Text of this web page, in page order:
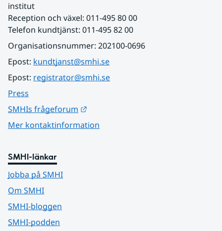
institut
Reception och växel: 011-495 80 00
Telefon kundtjänst: 011-495 82 00
Organisationsnummer: 202100-0696
Epost: kundtjanst@smhi.se
Epost: registrator@smhi.se
Press
SMHIs frågeforum
Mer kontaktinformation
SMHI-länkar
Jobba på SMHI
Om SMHI
SMHI-bloggen
SMHI-podden